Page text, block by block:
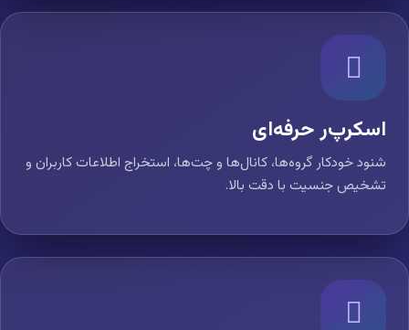
اسکرپ‌ر حرفه‌ای
شنود خودکار گروه‌ها، کانال‌ها و چت‌ها، استخراج اطلاعات کاربران و
تشخیص جنسیت با دقت بالا.